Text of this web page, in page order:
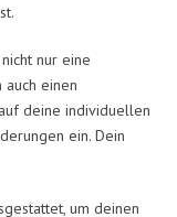
nur eine
einen
deine individuellen
ein. Dein
um deinen